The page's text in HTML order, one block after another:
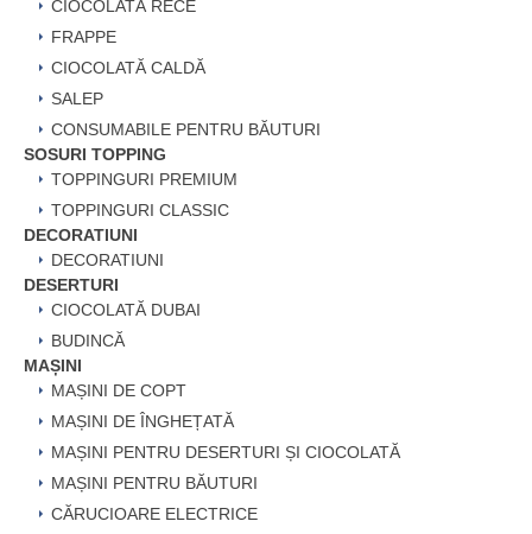
CIOCOLATĂ RECE
FRAPPE
CIOCOLATĂ CALDĂ
SALEP
CONSUMABILE PENTRU BĂUTURI
SOSURI TOPPING
TOPPINGURI PREMIUM
TOPPINGURI CLASSIC
DECORATIUNI
DECORATIUNI
DESERTURI
CIOCOLATĂ DUBAI
BUDINCĂ
MAȘINI
MAȘINI DE COPT
MAȘINI DE ÎNGHEȚATĂ
MAȘINI PENTRU DESERTURI ȘI CIOCOLATĂ
MAȘINI PENTRU BĂUTURI
CĂRUCIOARE ELECTRICE